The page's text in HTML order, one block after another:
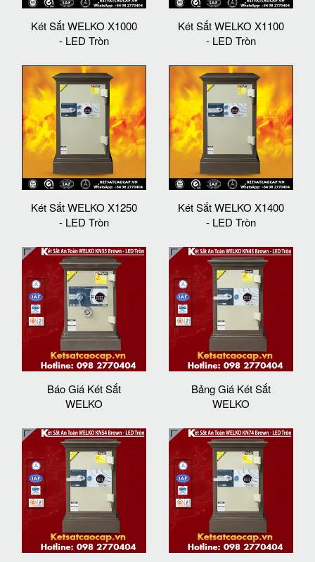
Két Sắt WELKO X1000
- LED Tròn
Két Sắt WELKO X1100
- LED Tròn
Két Sắt WELKO X1250
- LED Tròn
Két Sắt WELKO X1400
- LED Tròn
Báo Giá Két Sắt
WELKO
Bảng Giá Két Sắt
WELKO